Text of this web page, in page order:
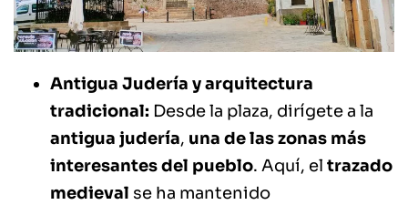
Antigua Judería y arquitectura
tradicional: Desde la plaza, dirígete a la
antigua judería, una de las zonas más
interesantes del pueblo. Aquí, el trazado
medieval se ha mantenido